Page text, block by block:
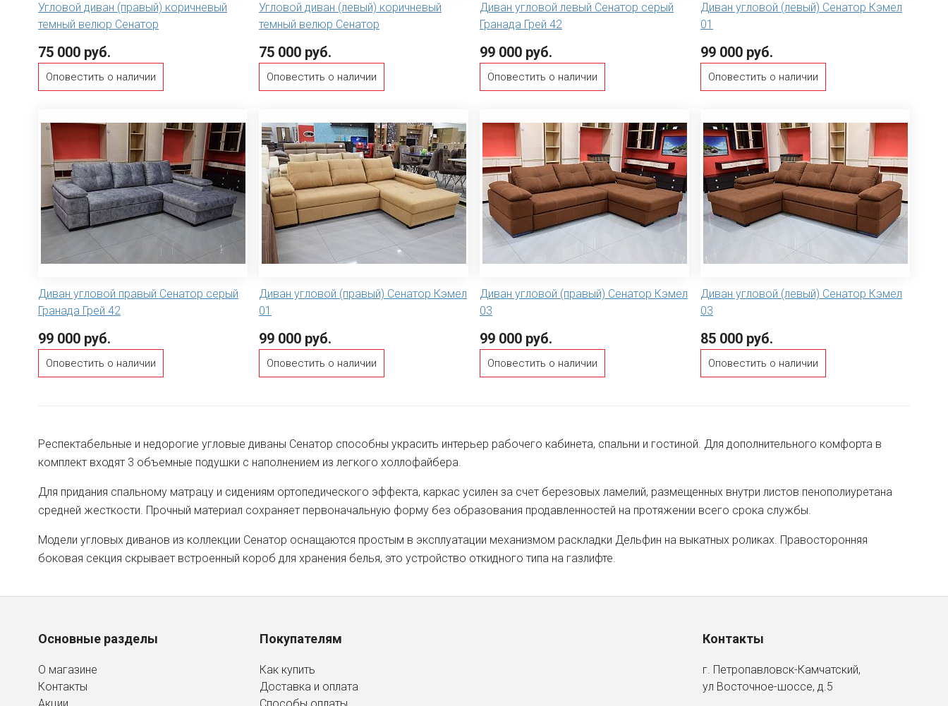
Угловой диван (правый) коричневый
темный велюр Сенатор
75 000 руб.
Оповестить о наличии
Угловой диван (левый) коричневый
темный велюр Сенатор
75 000 руб.
Оповестить о наличии
Диван угловой левый Сенатор серый
Гранада Грей 42
99 000 руб.
Оповестить о наличии
Диван угловой (левый) Сенатор Кэмел
01
99 000 руб.
Оповестить о наличии
Диван угловой правый Сенатор серый
Гранада Грей 42
99 000 руб.
Оповестить о наличии
Диван угловой (правый) Сенатор Кэмел
01
99 000 руб.
Оповестить о наличии
Диван угловой (правый) Сенатор Кэмел
03
99 000 руб.
Оповестить о наличии
Диван угловой (левый) Сенатор Кэмел
03
85 000 руб.
Оповестить о наличии
Респектабельные и недорогие угловые диваны Сенатор способны украсить интерьер рабочего кабинета, спальни и гостиной. Для дополнительного комфорта в
комплект входят 3 объемные подушки с наполнением из легкого холлофайбера.
Для придания спальному матрацу и сидениям ортопедического эффекта, каркас усилен за счет березовых ламелий, размещенных внутри листов пенополиуретана
средней жесткости. Прочный материал сохраняет первоначальную форму без образования продавленностей на протяжении всего срока службы.
Модели угловых диванов из коллекции Сенатор оснащаются простым в эксплуатации механизмом раскладки Дельфин на выкатных роликах. Правосторонняя
боковая секция скрывает встроенный короб для хранения белья, это устройство откидного типа на газлифте.
Основные разделы
О магазине
Контакты
Покупателям
Как купить
Доставка и оплата
Контакты
г. Петропавловск-Камчатский,
ул Восточное-шоссе, д.5